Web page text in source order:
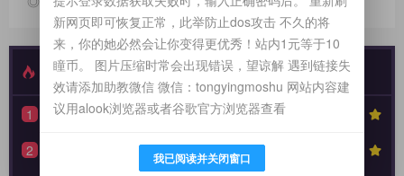
最新发布 特别推荐
1
【性奴系列】90天全周期 TPE 驯化蓝图，打造永不背叛的K6性奴归宿
2
【驯化分享】《从撕裂到皈依：狗奴与性奴双重身份转换的权力美学》90天全周期身份转换训练日志模板
新网页即可恢复正常，此举防止dos攻击 不久的将
来，你的她必然会让你变得更优秀！站内1元等于10
瞳币。 图片压缩时常会出现错误，望谅解 遇到链接失
效请添加助教微信 微信：tongyingmoshu 网站内容建
议用alook浏览器或者谷歌官方浏览器查看
我已阅读并关闭窗口